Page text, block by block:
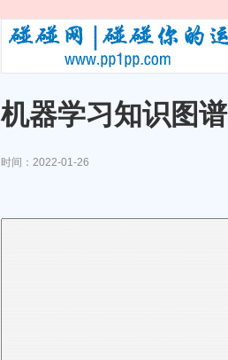
机器学习知识图谱
时间：2022-01-26